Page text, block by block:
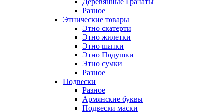
Деревянные Гранаты
Разное
Этнические товары
Этно скатерти
Этно жилетки
Этно шапки
Этно Подушки
Этно сумки
Разное
Подвески
Разное
Армянские буквы
Подвески маски